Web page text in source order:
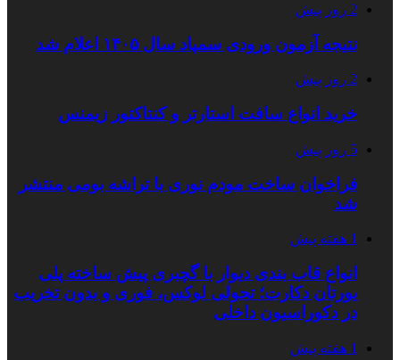
2 روز پیش
نتیجه آزمون ورودی سمپاد سال ۱۴۰۵ اعلام شد
2 روز پیش
خرید انواع سافت استارتر و کنتاکتور زیمنس
5 روز پیش
فراخوان ساخت مودم نوری با تراشه بومی منتشر
شد
1 هفته پیش
انواع قاب بندی دیوار با گچبری پیش ساخته پلی
یورتان دکارت؛ تحولی لوکس، فوری و بدون تخریب
در دکوراسیون داخلی
1 هفته پیش